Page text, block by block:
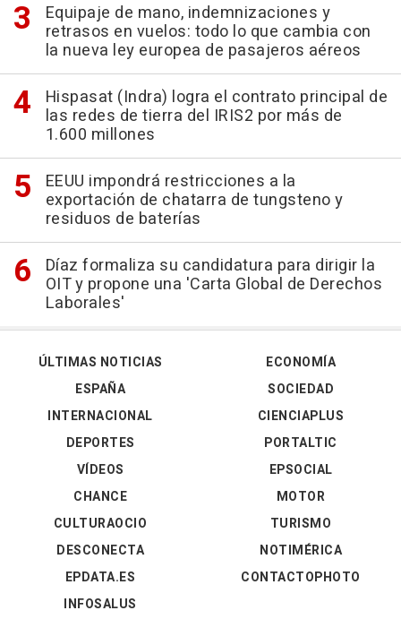
Equipaje de mano, indemnizaciones y
retrasos en vuelos: todo lo que cambia con
la nueva ley europea de pasajeros aéreos
Hispasat (Indra) logra el contrato principal de
las redes de tierra del IRIS2 por más de
1.600 millones
EEUU impondrá restricciones a la
exportación de chatarra de tungsteno y
residuos de baterías
Díaz formaliza su candidatura para dirigir la
OIT y propone una 'Carta Global de Derechos
Laborales'
ÚLTIMAS NOTICIAS
ESPAÑA
INTERNACIONAL
DEPORTES
VÍDEOS
ECONOMÍA
SOCIEDAD
CIENCIAPLUS
PORTALTIC
EPSOCIAL
CHANCE
CULTURAOCIO
DESCONECTA
EPDATA.ES
INFOSALUS
MOTOR
TURISMO
NOTIMÉRICA
CONTACTOPHOTO